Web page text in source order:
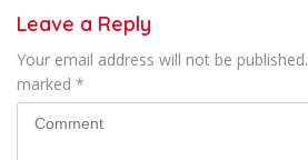
Leave a Reply
Your email address will not be published.
marked *